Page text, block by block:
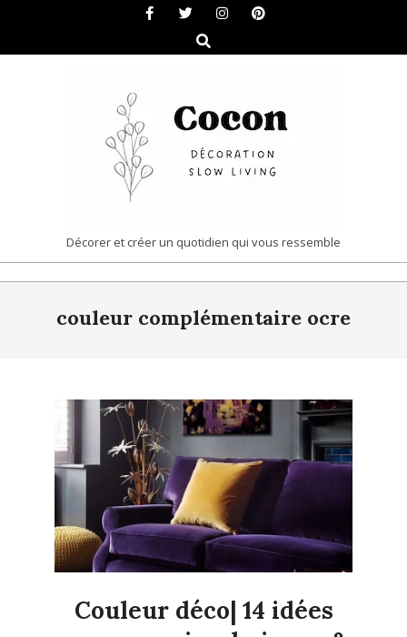
content
Search
COCON
|
DÉCORATION
LIVING
Décorer et créer un quotidien qui vous ressemble
Navigationcouleur complémentaire ocre
Couleur déco| 14 idées